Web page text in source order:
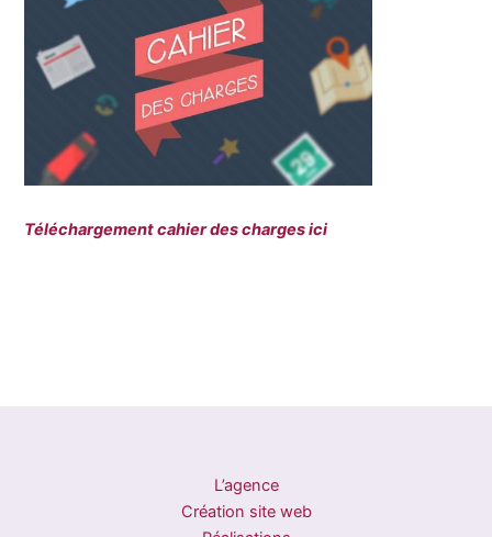
Téléchargement cahier des charges ici
L’agence
Création site web